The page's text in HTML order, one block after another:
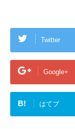
Twitter
Google+
B! はてブ